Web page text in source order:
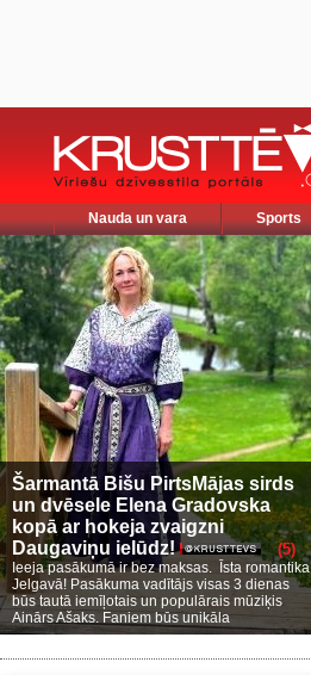
Nauda un vara Sports
Šarmantā Bišu PirtsMājas sirds
un dvēsele Elena Gradovska
kopā ar hokeja zvaigzni
Daugaviņu ielūdz!
(5)
Ieeja pasākumā ir bez maksas. Īsta romantika
Jelgavā! Pasākuma vadītājs visas 3 dienas
būs tautā iemīļotais un populārais mūziķis
Ainārs Ašaks. Faniem būs unikāla